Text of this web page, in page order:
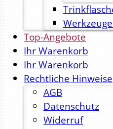
Top-Angebote
Ihr Warenkorb
Ihr Warenkorb
Rechtliche Hinweise
AGB
Datenschutz
Widerruf